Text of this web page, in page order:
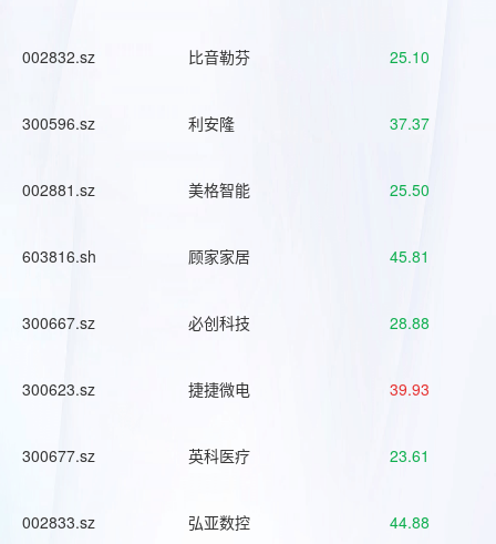
002832.sz 比音勒芬 25.10
300596.sz 利安隆 37.37
002881.sz 美格智能 25.50
603816.sh 顾家家居 45.81
300667.sz 必创科技 28.88
300623.sz 捷捷微电 39.93
300677.sz 英科医疗 23.61
002833.sz 弘亚数控 44.88